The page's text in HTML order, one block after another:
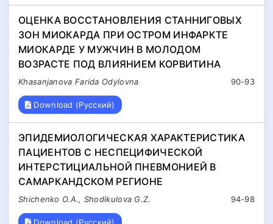
ОЦЕНКА ВОССТАНОВЛЕНИЯ СТАННИГОВЫХ
ЗОН МИОКАРДА ПРИ ОСТРОМ ИНФАРКТЕ
МИОКАРДЕ У МУЖЧИН В МОЛОДОМ
ВОЗРАСТЕ ПОД ВЛИЯНИЕМ КОРВИТИНА
90-93
Khasanjanova Farida Odylovna
Download (Русский)
ЭПИДЕМИОЛОГИЧЕСКАЯ ХАРАКТЕРИСТИКА
ПАЦИЕНТОВ С НЕСПЕЦИФИЧЕСКОЙ
ИНТЕРСТИЦИАЛЬНОЙ ПНЕВМОНИЕЙ В
САМАРКАНДСКОМ РЕГИОНЕ
94-98
Shichenko O.A., Shodikulova G.Z.